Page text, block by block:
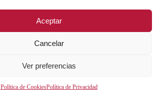
Aceptar
Cancelar
Ver preferencias
Política de CookiesPolítica de Privacidad